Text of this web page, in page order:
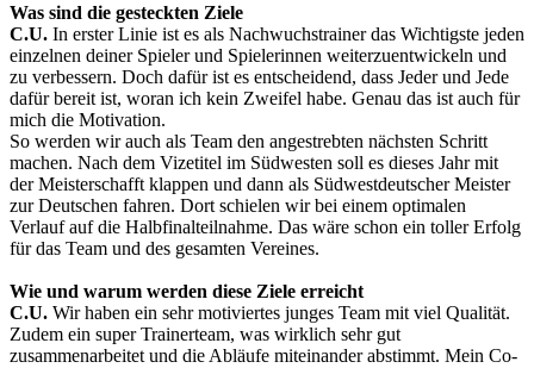
Was sind die gesteckten Ziele
C.U. In erster Linie ist es als Nachwuchstrainer das Wichtigste jeden
einzelnen deiner Spieler und Spielerinnen weiterzuentwickeln und
zu verbessern. Doch dafür ist es entscheidend, dass Jeder und Jede
dafür bereit ist, woran ich kein Zweifel habe. Genau das ist auch für
mich die Motivation.
So werden wir auch als Team den angestrebten nächsten Schritt
machen. Nach dem Vizetitel im Südwesten soll es dieses Jahr mit
der Meisterschafft klappen und dann als Südwestdeutscher Meister
zur Deutschen fahren. Dort schielen wir bei einem optimalen
Verlauf auf die Halbfinalteilnahme. Das wäre schon ein toller Erfolg
für das Team und des gesamten Vereines.
Wie und warum werden diese Ziele erreicht
C.U. Wir haben ein sehr motiviertes junges Team mit viel Qualität.
Zudem ein super Trainerteam, was wirklich sehr gut
zusammenarbeitet und die Abläufe miteinander abstimmt. Mein Co-